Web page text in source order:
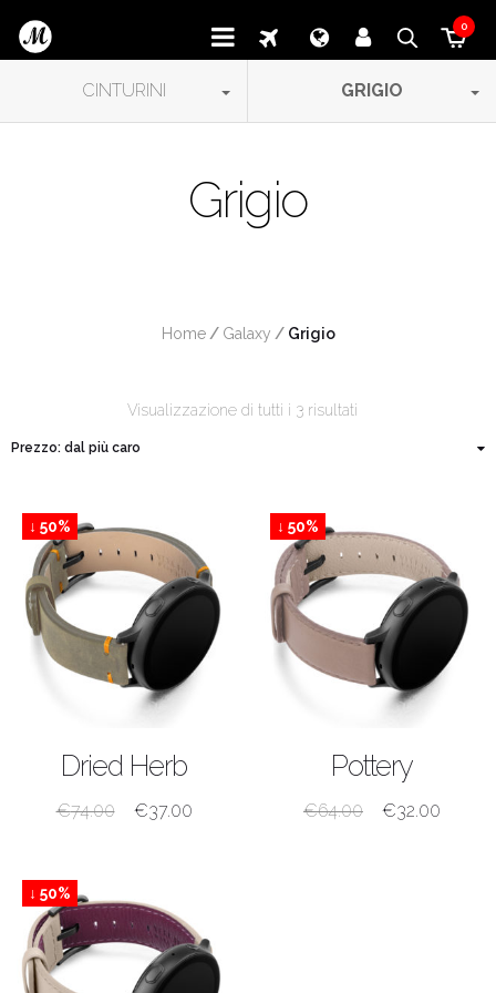
0
CINTURINI GRIGIO
Grigio
Home / Galaxy / Grigio
Visualizzazione di tutti i 3 risultati
↓ 50%
Dried Herb
€74.00 €37.00
↓ 50%
Pottery
€64.00 €32.00
↓ 50%